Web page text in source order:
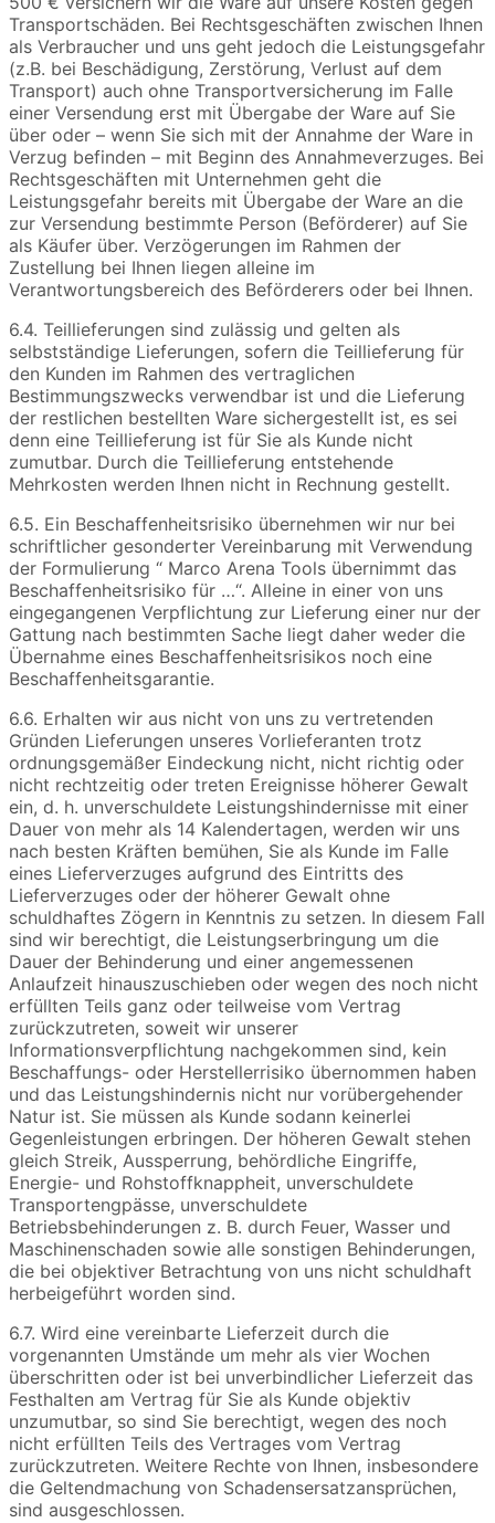
Transportschäden. Bei Rechtsgeschäften zwischen Ihnen
als Verbraucher und uns geht jedoch die Leistungsgefahr
(z.B. bei Beschädigung, Zerstörung, Verlust auf dem
Transport) auch ohne Transportversicherung im Falle
einer Versendung erst mit Übergabe der Ware auf Sie
über oder – wenn Sie sich mit der Annahme der Ware in
Verzug befinden – mit Beginn des Annahmeverzuges. Bei
Rechtsgeschäften mit Unternehmen geht die
Leistungsgefahr bereits mit Übergabe der Ware an die
zur Versendung bestimmte Person (Beförderer) auf Sie
als Käufer über. Verzögerungen im Rahmen der
Zustellung bei Ihnen liegen alleine im
Verantwortungsbereich des Beförderers oder bei Ihnen.
6.4. Teillieferungen sind zulässig und gelten als
selbstständige Lieferungen, sofern die Teillieferung für
den Kunden im Rahmen des vertraglichen
Bestimmungszwecks verwendbar ist und die Lieferung
der restlichen bestellten Ware sichergestellt ist, es sei
denn eine Teillieferung ist für Sie als Kunde nicht
zumutbar. Durch die Teillieferung entstehende
Mehrkosten werden Ihnen nicht in Rechnung gestellt.
6.5. Ein Beschaffenheitsrisiko übernehmen wir nur bei
schriftlicher gesonderter Vereinbarung mit Verwendung
der Formulierung “ Marco Arena Tools übernimmt das
Beschaffenheitsrisiko für …“. Alleine in einer von uns
eingegangenen Verpflichtung zur Lieferung einer nur der
Gattung nach bestimmten Sache liegt daher weder die
Übernahme eines Beschaffenheitsrisikos noch eine
Beschaffenheitsgarantie.
6.6. Erhalten wir aus nicht von uns zu vertretenden
Gründen Lieferungen unseres Vorlieferanten trotz
ordnungsgemäßer Eindeckung nicht, nicht richtig oder
nicht rechtzeitig oder treten Ereignisse höherer Gewalt
ein, d. h. unverschuldete Leistungshindernisse mit einer
Dauer von mehr als 14 Kalendertagen, werden wir uns
nach besten Kräften bemühen, Sie als Kunde im Falle
eines Lieferverzuges aufgrund des Eintritts des
Lieferverzuges oder der höherer Gewalt ohne
schuldhaftes Zögern in Kenntnis zu setzen. In diesem Fall
sind wir berechtigt, die Leistungserbringung um die
Dauer der Behinderung und einer angemessenen
Anlaufzeit hinauszuschieben oder wegen des noch nicht
erfüllten Teils ganz oder teilweise vom Vertrag
zurückzutreten, soweit wir unserer
Informationsverpflichtung nachgekommen sind, kein
Beschaffungs- oder Herstellerrisiko übernommen haben
und das Leistungshindernis nicht nur vorübergehender
Natur ist. Sie müssen als Kunde sodann keinerlei
Gegenleistungen erbringen. Der höheren Gewalt stehen
gleich Streik, Aussperrung, behördliche Eingriffe,
Energie- und Rohstoffknappheit, unverschuldete
Transportengpässe, unverschuldete
Betriebsbehinderungen z. B. durch Feuer, Wasser und
Maschinenschaden sowie alle sonstigen Behinderungen,
die bei objektiver Betrachtung von uns nicht schuldhaft
herbeigeführt worden sind.
6.7. Wird eine vereinbarte Lieferzeit durch die
vorgenannten Umstände um mehr als vier Wochen
überschritten oder ist bei unverbindlicher Lieferzeit das
Festhalten am Vertrag für Sie als Kunde objektiv
unzumutbar, so sind Sie berechtigt, wegen des noch
nicht erfüllten Teils des Vertrages vom Vertrag
zurückzutreten. Weitere Rechte von Ihnen, insbesondere
die Geltendmachung von Schadensersatzansprüchen,
sind ausgeschlossen.